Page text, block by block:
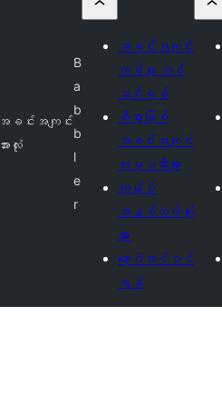
အခင်းအကျင်း
အားလုံး
B
a
b
b
l
e
r
အခင်းအကျင်း
တစ်ခု တင်
သွင်းရန်
စီးပွားဖြစ်
အခင်းအကျင်း
ကုမ္ပဏီများ
ကျွန်ုပ်
အနှစ်သက်ဆုံး
များ
လော့ဂ်အင်ဝင်
ရန်